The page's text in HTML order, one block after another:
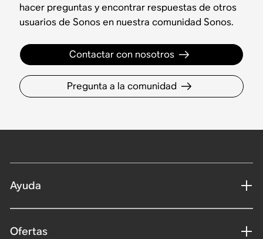
hacer preguntas y encontrar respuestas de otros
usuarios de Sonos en nuestra comunidad Sonos.
Contactar con nosotros
Pregunta a la comunidad
Ayuda
Ofertas